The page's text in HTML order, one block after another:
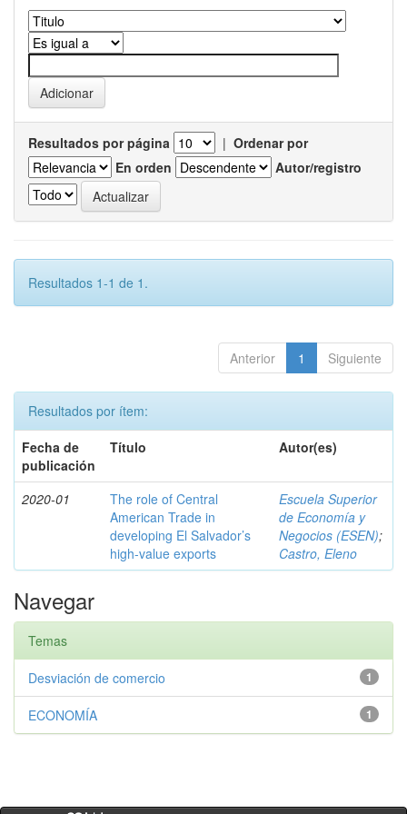
Resultados por página | Ordenar por
En orden
Autor/registro
Resultados 1-1 de 1.
Anterior 1 Siguiente
Resultados por ítem:
Fecha de
publicación
Título Autor(es)
2020-01
The role of Central
American Trade in
developing El Salvador’s
high-value exports
Escuela Superior
de Economía y
Negocios (ESEN);
Castro, Eleno
Navegar
Temas
1
Desviación de comercio
1
ECONOMÍA